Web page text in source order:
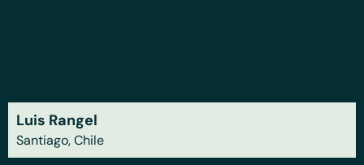
Luis Rangel
Santiago, Chile